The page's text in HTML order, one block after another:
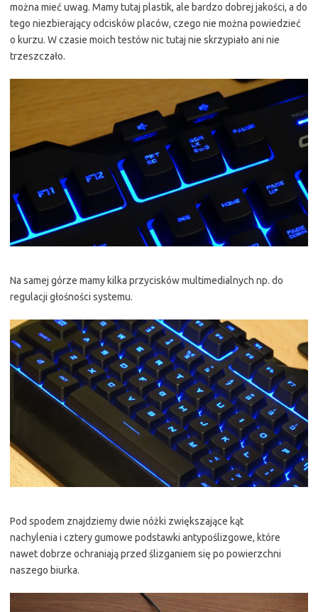
można mieć uwag. Mamy tutaj plastik, ale bardzo dobrej jakości, a do
tego niezbierający odcisków placów, czego nie można powiedzieć
o kurzu. W czasie moich testów nic tutaj nie skrzypiało ani nie
trzeszczało.
Na samej górze mamy kilka przycisków multimedialnych np. do
regulacji głośności systemu.
Pod spodem znajdziemy dwie nóżki zwiększające kąt
nachylenia i cztery gumowe podstawki antypoślizgowe, które
nawet dobrze ochraniają przed ślizganiem się po powierzchni
naszego biurka.